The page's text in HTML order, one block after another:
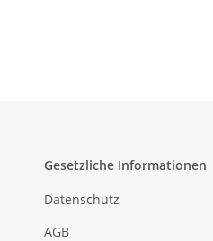
Gesetzliche Informationen
Datenschutz
AGB